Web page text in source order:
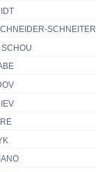
SCHNEITER